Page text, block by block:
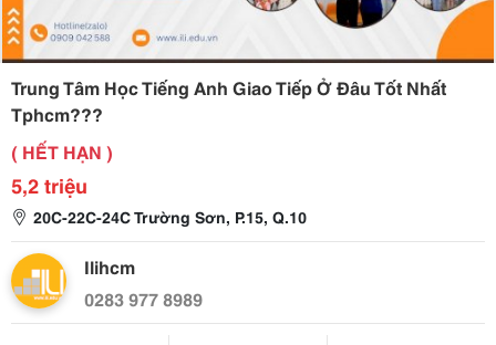
Trung Tâm Học Tiếng Anh Giao Tiếp Ở Đâu Tốt Nhất
Tphcm???
( HẾT HẠN )
5,2 triệu
20C-22C-24C Trường Sơn, P.15, Q.10
Ilihcm
0283 977 8989